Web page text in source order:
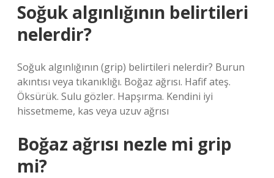
Soğuk algınlığının belirtileri
nelerdir?
Soğuk algınlığının (grip) belirtileri nelerdir? Burun
akıntısı veya tıkanıklığı. Boğaz ağrısı. Hafif ateş.
Öksürük. Sulu gözler. Hapşırma. Kendini iyi
hissetmeme, kas veya uzuv ağrısı
Boğaz ağrısı nezle mi grip
mi?